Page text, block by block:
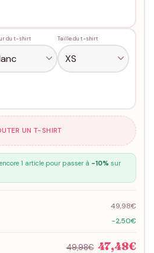
du t-shirt Taille du t-shirt
UN T-SHIRT
1 article pour passer à -10% sur
49,98€
-2,50€
49,98€ 47,48€